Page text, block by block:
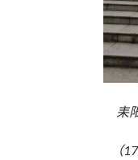
耒
（